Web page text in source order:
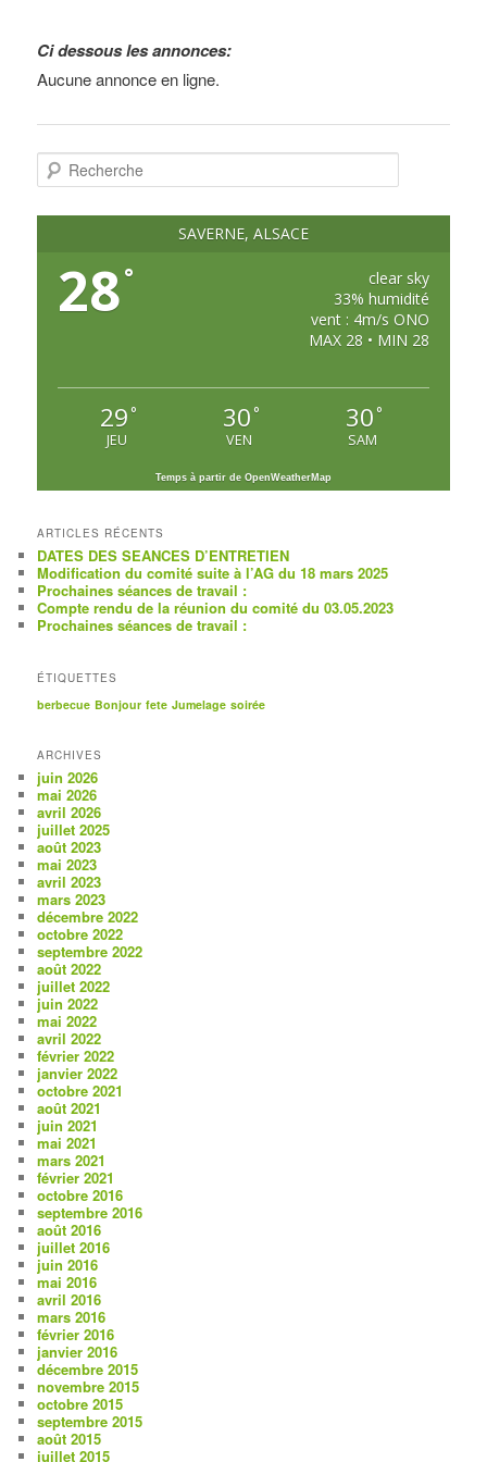
Ci dessous les annonces:
Aucune annonce en ligne.
c
SAVERNE, ALSACE
28°
clear sky
33% humidité
vent : 4m/s ONO
MAX 28 • MIN 28
29 °
JEU
30 °
VEN
30 °
SAM
Temps à partir de OpenWeatherMap
ARTICLES RÉCENTS
DATES DES SEANCES D’ENTRETIEN
Modification du comité suite à l’AG du 18 mars 2025
Prochaines séances de travail :
Compte rendu de la réunion du comité du 03.05.2023
Prochaines séances de travail :
ÉTIQUETTES
berbecue Bonjour fete Jumelage soirée
ARCHIVES
juin 2026
mai 2026
avril 2026
juillet 2025
août 2023
mai 2023
avril 2023
mars 2023
décembre 2022
octobre 2022
septembre 2022
août 2022
juillet 2022
juin 2022
mai 2022
avril 2022
février 2022
janvier 2022
octobre 2021
août 2021
juin 2021
mai 2021
mars 2021
février 2021
octobre 2016
septembre 2016
août 2016
juillet 2016
juin 2016
mai 2016
avril 2016
mars 2016
février 2016
janvier 2016
décembre 2015
novembre 2015
octobre 2015
septembre 2015
août 2015
juillet 2015